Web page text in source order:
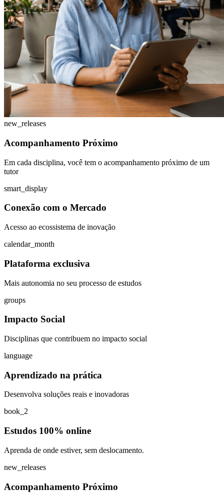
new_releases
Acompanhamento Próximo
Em cada disciplina, você tem o acompanhamento próximo de um
tutor
smart_display
Conexão com o Mercado
Acesso ao ecossistema de inovação
calendar_month
Plataforma exclusiva
Mais autonomia no seu processo de estudos
groups
Impacto Social
Disciplinas que contribuem no impacto social
language
Aprendizado na prática
Desenvolva soluções reais e inovadoras
book_2
Estudos 100% online
Aprenda de onde estiver, sem deslocamento.
new_releases
Acompanhamento Próximo